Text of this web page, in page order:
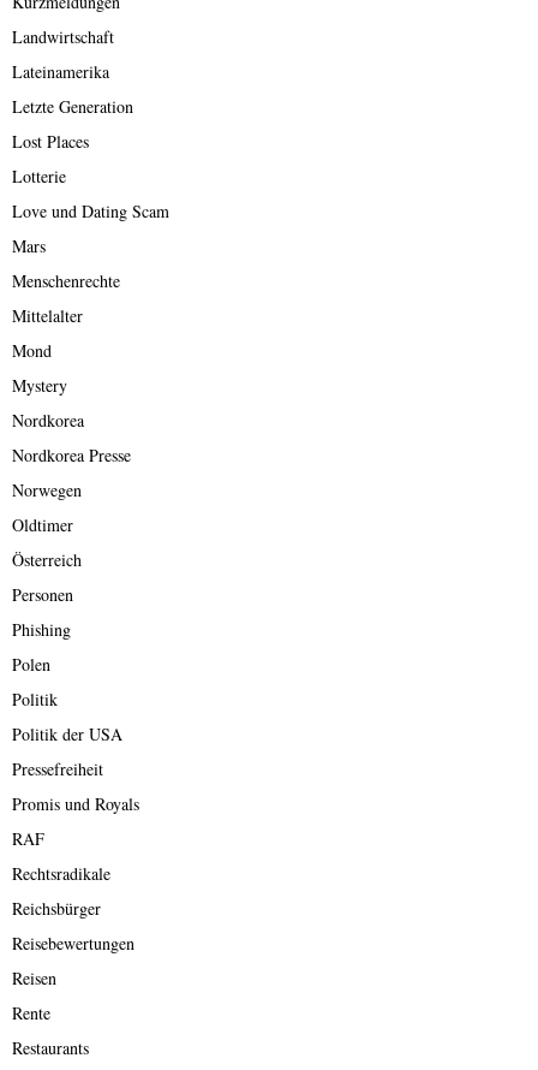
Landwirtschaft
Lateinamerika
Letzte Generation
Lost Places
Lotterie
Love und Dating Scam
Mars
Menschenrechte
Mittelalter
Mond
Mystery
Nordkorea
Nordkorea Presse
Norwegen
Oldtimer
Österreich
Personen
Phishing
Polen
Politik
Politik der USA
Pressefreiheit
Promis und Royals
RAF
Rechtsradikale
Reichsbürger
Reisebewertungen
Reisen
Rente
Restaurants